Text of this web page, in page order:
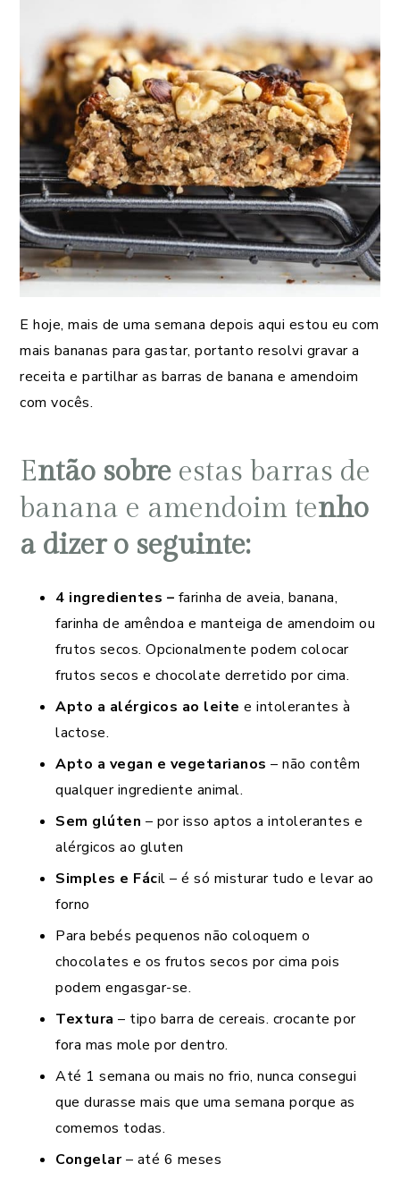
E hoje, mais de uma semana depois aqui estou eu com
mais bananas para gastar, portanto resolvi gravar a
receita e partilhar as barras de banana e amendoim
com vocês.
Então sobre estas barras de
banana e amendoim tenho
a dizer o seguinte:
4 ingredientes – farinha de aveia, banana,
farinha de amêndoa e manteiga de amendoim ou
frutos secos. Opcionalmente podem colocar
frutos secos e chocolate derretido por cima.
Apto a alérgicos ao leite e intolerantes à
lactose.
Apto a vegan e vegetarianos – não contêm
qualquer ingrediente animal.
Sem glúten – por isso aptos a intolerantes e
alérgicos ao gluten
Simples e Fácil – é só misturar tudo e levar ao
forno
Para bebés pequenos não coloquem o
chocolates e os frutos secos por cima pois
podem engasgar-se.
Textura – tipo barra de cereais. crocante por
fora mas mole por dentro.
Até 1 semana ou mais no frio, nunca consegui
que durasse mais que uma semana porque as
comemos todas.
Congelar– até 6 meses